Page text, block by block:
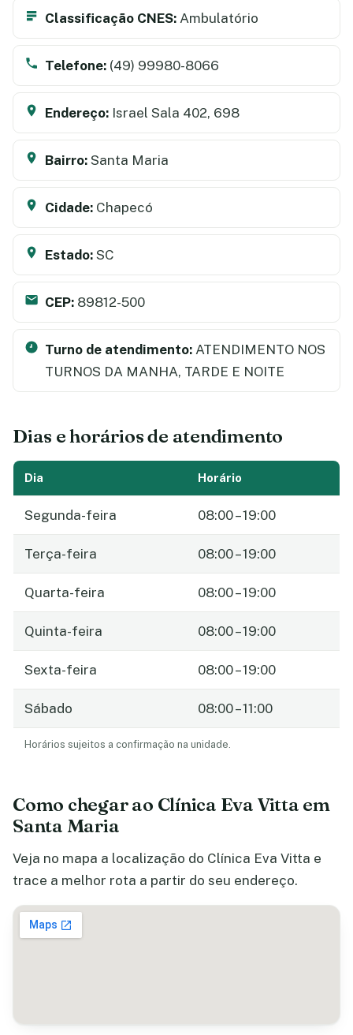
Classificação CNES: Ambulatório
Telefone: (49) 99980-8066
Endereço: Israel Sala 402, 698
Bairro: Santa Maria
Cidade: Chapecó
Estado: SC
CEP: 89812-500
Turno de atendimento: ATENDIMENTO NOS
TURNOS DA MANHA, TARDE E NOITE
Dias e horários de atendimento
Dia Horário
Segunda-feira 08:00 – 19:00
Terça-feira 08:00 – 19:00
Quarta-feira 08:00 – 19:00
Quinta-feira 08:00 – 19:00
Sexta-feira 08:00 – 19:00
Sábado 08:00 – 11:00
Horários sujeitos a confirmação na unidade.
Como chegar ao Clínica Eva Vitta em
Santa Maria
Veja no mapa a localização do Clínica Eva Vitta e
trace a melhor rota a partir do seu endereço.